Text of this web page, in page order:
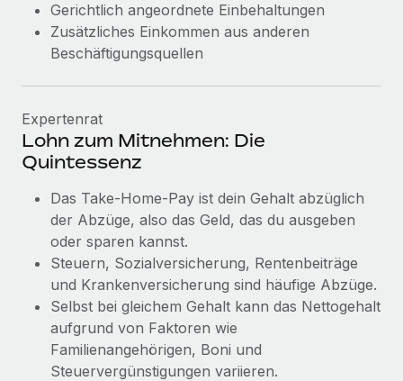
Phiture ist der unumstrittene Marktführer im Bereich der
Wachstumsberatung für mobile Apps. Das...
Gerichtlich angeordnete Einbehaltungen
Zusätzliches Einkommen aus anderen
Beschäftigungsquellen
Expertenrat
Lohn zum Mitnehmen: Die
Quintessenz
Das Take-Home-Pay ist dein Gehalt abzüglich
der Abzüge, also das Geld, das du ausgeben
oder sparen kannst.
Steuern, Sozialversicherung, Rentenbeiträge
und Krankenversicherung sind häufige Abzüge.
Selbst bei gleichem Gehalt kann das Nettogehalt
aufgrund von Faktoren wie
Familienangehörigen, Boni und
Steuervergünstigungen variieren.